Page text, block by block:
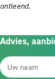
ontleend.
Advies,